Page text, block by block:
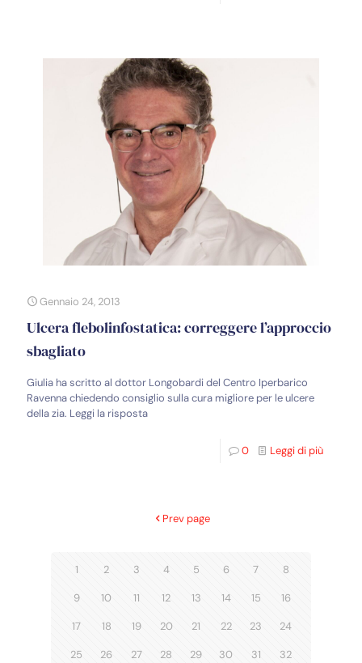
Gennaio 24, 2013
Ulcera flebolinfostatica: correggere l’approccio
sbagliato
Giulia ha scritto al dottor Longobardi del Centro Iperbarico
Ravenna chiedendo consiglio sulla cura migliore per le ulcere
della zia. Leggi la risposta
0 Leggi di più
Prev page
1 2 3 4 5 6 7 8
9 10 11 12 13 14 15 16
17 18 19 20 21 22 23 24
25 26 27 28 29 30 31 32